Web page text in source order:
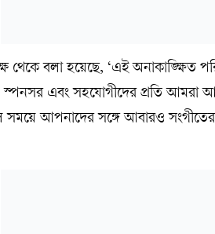
থেকে বলা হয়েছে, ‘এই অনাকাঙ্ক্ষিত
স্পনসর এবং সহযোগীদের প্রতি আমরা
আপনাদের সঙ্গে আবারও সংগীতের